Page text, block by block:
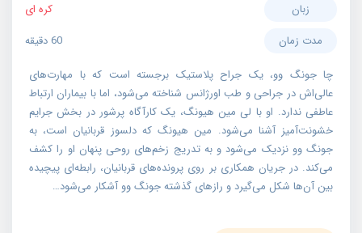
زبان
کره ای
مدت زمان
60 دقیقه
چا جونگ وو، یک جراح پلاستیک برجسته است که با مهارت‌های
عالی‌اش در جراحی و طب اورژانس شناخته می‌شود، اما با بیماران ارتباط
عاطفی ندارد. او با لی مین هیونگ، یک کارآگاه پرشور در بخش جرایم
خشونت‌آمیز آشنا می‌شود. مین هیونگ که دلسوز قربانیان است، به
جونگ وو نزدیک می‌شود و به تدریج زخم‌های روحی پنهان او را کشف
می‌کند. در جریان همکاری بر روی پرونده‌های قربانیان، رابطه‌ای پیچیده
بین آن‌ها شکل می‌گیرد و رازهای گذشته جونگ وو آشکار می‌شود…